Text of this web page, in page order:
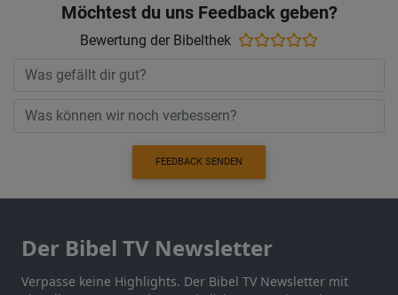
Möchtest du uns Feedback geben?
Bewertung der Bibelthek
FEEDBACK SENDEN
Der Bibel TV Newsletter
Verpasse keine Highlights. Der Bibel TV Newsletter mit